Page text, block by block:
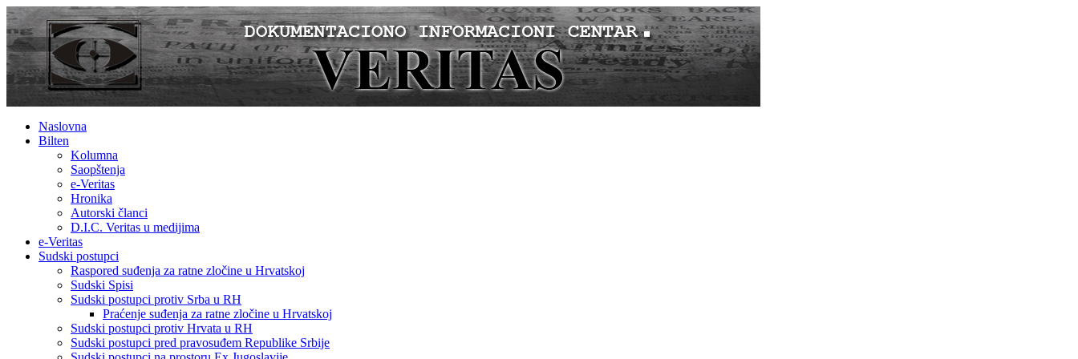
Naslovna
Bilten
Kolumna
Saopštenja
e-Veritas
Hronika
Autorski članci
D.I.C. Veritas u medijima
e-Veritas
Sudski postupci
Raspored suđenja za ratne zločine u Hrvatskoj
Sudski Spisi
Sudski postupci protiv Srba u RH
Praćenje suđenja za ratne zločine u Hrvatskoj
Sudski postupci protiv Hrvata u RH
Sudski postupci pred pravosuđem Republike Srbije